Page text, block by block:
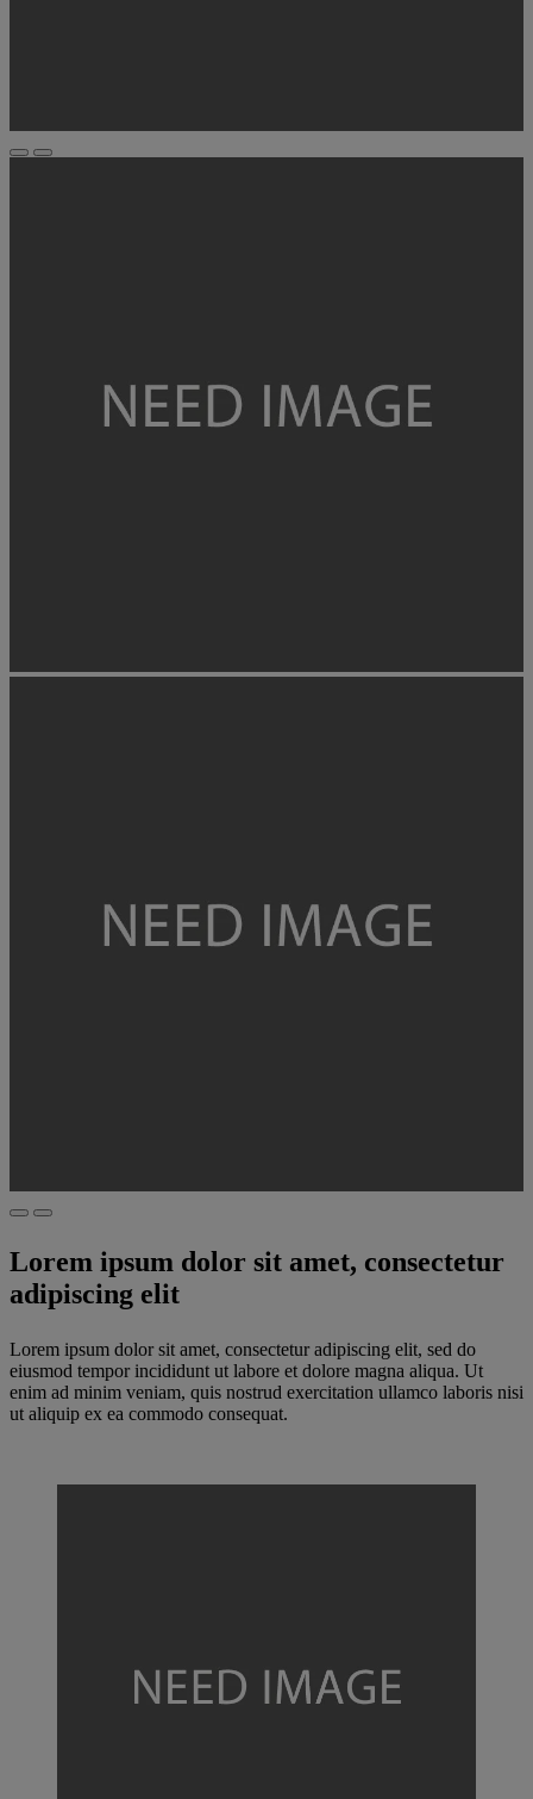
Lorem ipsum dolor sit amet, consectetur
adipiscing elit
Lorem ipsum dolor sit amet, consectetur adipiscing elit, sed do
eiusmod tempor incididunt ut labore et dolore magna aliqua. Ut
enim ad minim veniam, quis nostrud exercitation ullamco laboris nisi
ut aliquip ex ea commodo consequat.